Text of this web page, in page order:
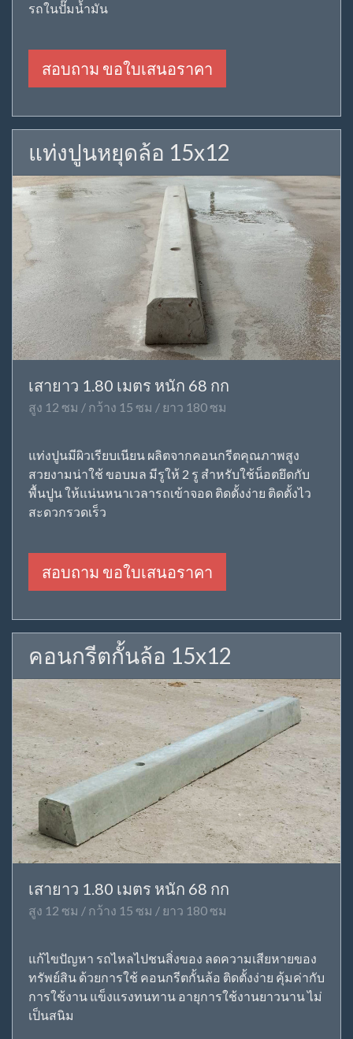
รถในปั๊มน้ำมัน
สอบถาม ขอใบเสนอราคา
แท่งปูนหยุดล้อ 15x12
เสายาว 1.80 เมตร หนัก 68 กก
สูง 12 ซม / กว้าง 15 ซม / ยาว 180 ซม
แท่งปูนมีผิวเรียบเนียน ผลิตจากคอนกรีตคุณภาพสูง
สวยงามน่าใช้ ขอบมล มีรูให้ 2 รู สำหรับใช้น็อตยึดกับ
พื้นปูน ให้แน่นหนาเวลารถเข้าจอด ติดตั้งง่าย ติดตั้งไว
สะดวกรวดเร็ว
สอบถาม ขอใบเสนอราคา
คอนกรีตกั้นล้อ 15x12
เสายาว 1.80 เมตร หนัก 68 กก
สูง 12 ซม / กว้าง 15 ซม / ยาว 180 ซม
แก้ไขปัญหา รถไหลไปชนสิ่งของ ลดความเสียหายของ
ทรัพย์สิน ด้วยการใช้ คอนกรีตกั้นล้อ ติดตั้งง่าย คุ้มค่ากับ
การใช้งาน แข็งแรงทนทาน อายุการใช้งานยาวนาน ไม่
เป็นสนิม